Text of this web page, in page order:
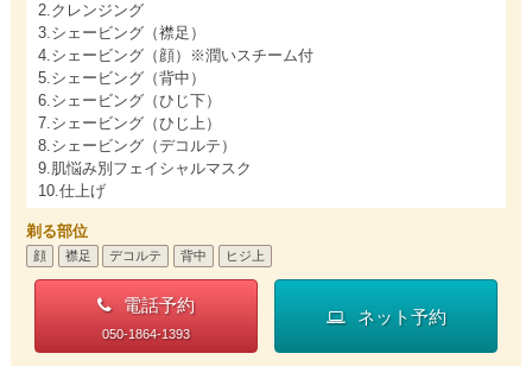
2.クレンジング
3.シェービング（襟足）
4.シェービング（顔）※潤いスチーム付
5.シェービング（背中）
6.シェービング（ひじ下）
7.シェービング（ひじ上）
8.シェービング（デコルテ）
9.肌悩み別フェイシャルマスク
10.仕上げ
剃る部位
顔 襟足 デコルテ 背中 ヒジ上
電話予約
050-1864-1393
ネット予約